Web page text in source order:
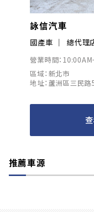
詠信汽車
國產車 總代理
營業時間：
區域：新北市
地址：蘆洲區三民
推薦車源